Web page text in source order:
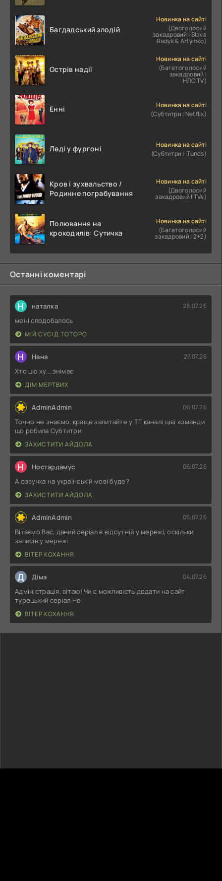
Багдадський злодій
Новинка на сайті
(Двоголосий
закадровий | Slava
Radyk & Artymko)
Острів надії
Новинка на сайті
(Багатоголосий
закадровий |
НЛО.TV)
Енні
Новинка на сайті
(Субтитри | Netflix)
Леді у фургоні
Новинка на сайті
(Субтитри | iTunes)
Кров і зухвальство /
Родинне пограбування
Новинка на сайті
(Двоголосий
закадровий | TV4)
Полювання на
крокодилів: Сутичка
Новинка на сайті
(Багатоголосий
закадровий | 2+2)
Останні коментарі
Н наталка 28.07.26
мені сподобалось
МІЙ СУСІД ТОТОРО
Н Нана 27.07.26
Хто цю ху....знімає
ДІМ МЕРТВИХ
AdminAdmin 06.07.26
Точно не знаємо, краще запитайте у ТГ каналі цієї команди
що робила Субтитри
ЗАХИСТИТИ АЙДОЛА
Н Ностардамус 06.07.26
А озвучка на українській мові буде?
ЗАХИСТИТИ АЙДОЛА
AdminAdmin 05.07.26
Вітаємо Вас, даний серіал є відсутній у мережі, оскільки
записів у мережі
ВІТЕР КОХАННЯ
Д Діма 04.07.26
Адміністрація, вітаю! Чи є можливість додати на сайт
турецький серіал Не
ВІТЕР КОХАННЯ